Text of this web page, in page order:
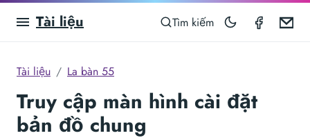
Tài liệu Tìm kiếm
Tài liệu La bàn 55
Truy cập màn hình cài đặt
bản đồ chung